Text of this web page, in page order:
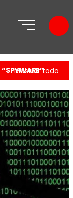
SPYWARE
Mostrar todo